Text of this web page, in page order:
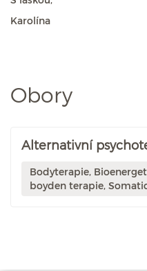
Karolína
Obory
Alternativní
Bodyterapie,
boyden terapie,